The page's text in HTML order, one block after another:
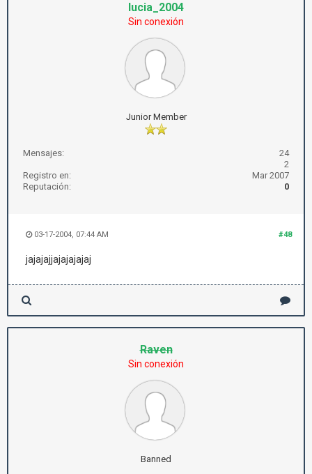
lucia_2004
Sin conexión
Junior Member
Mensajes:
24
2
Registro en:
Mar 2007
Reputación:
0
#48
03-17-2004, 07:44 AM
jajajajjajajajajaj
Raven
Sin conexión
Banned